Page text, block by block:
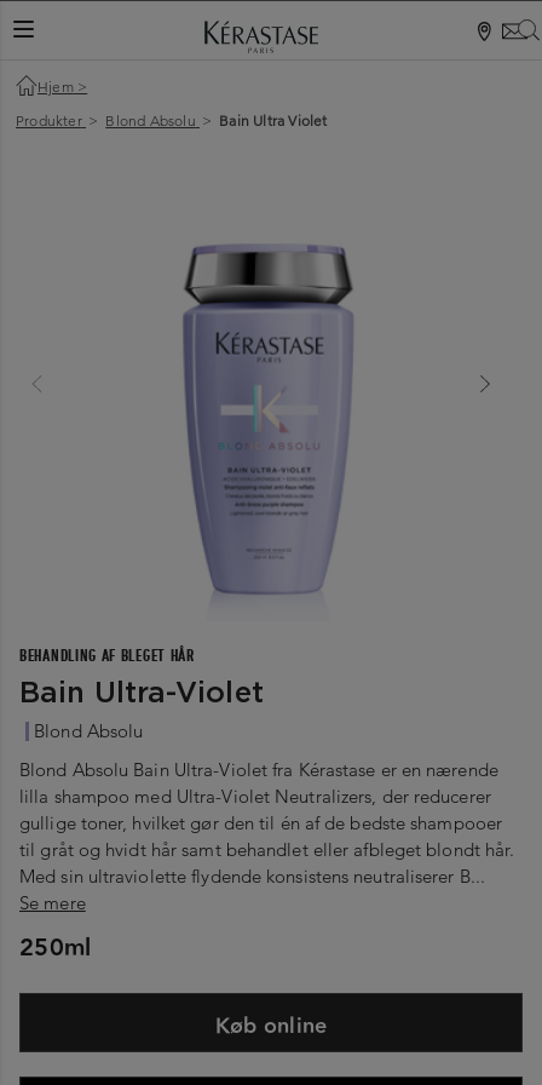
NAVIGATIONSKNAP
Hjem >
Produkter > Blond Absolu > Bain Ultra Violet
BEHANDLING AF BLEGET HÅR
Bain Ultra-Violet
Blond Absolu
Blond Absolu Bain Ultra-Violet fra Kérastase er en nærende
lilla shampoo med Ultra-Violet Neutralizers, der reducerer
gullige toner, hvilket gør den til én af de bedste shampooer
til gråt og hvidt hår samt behandlet eller afbleget blondt hår.
Med sin ultraviolette flydende konsistens neutraliserer B...
Se mere
250ml
Køb online